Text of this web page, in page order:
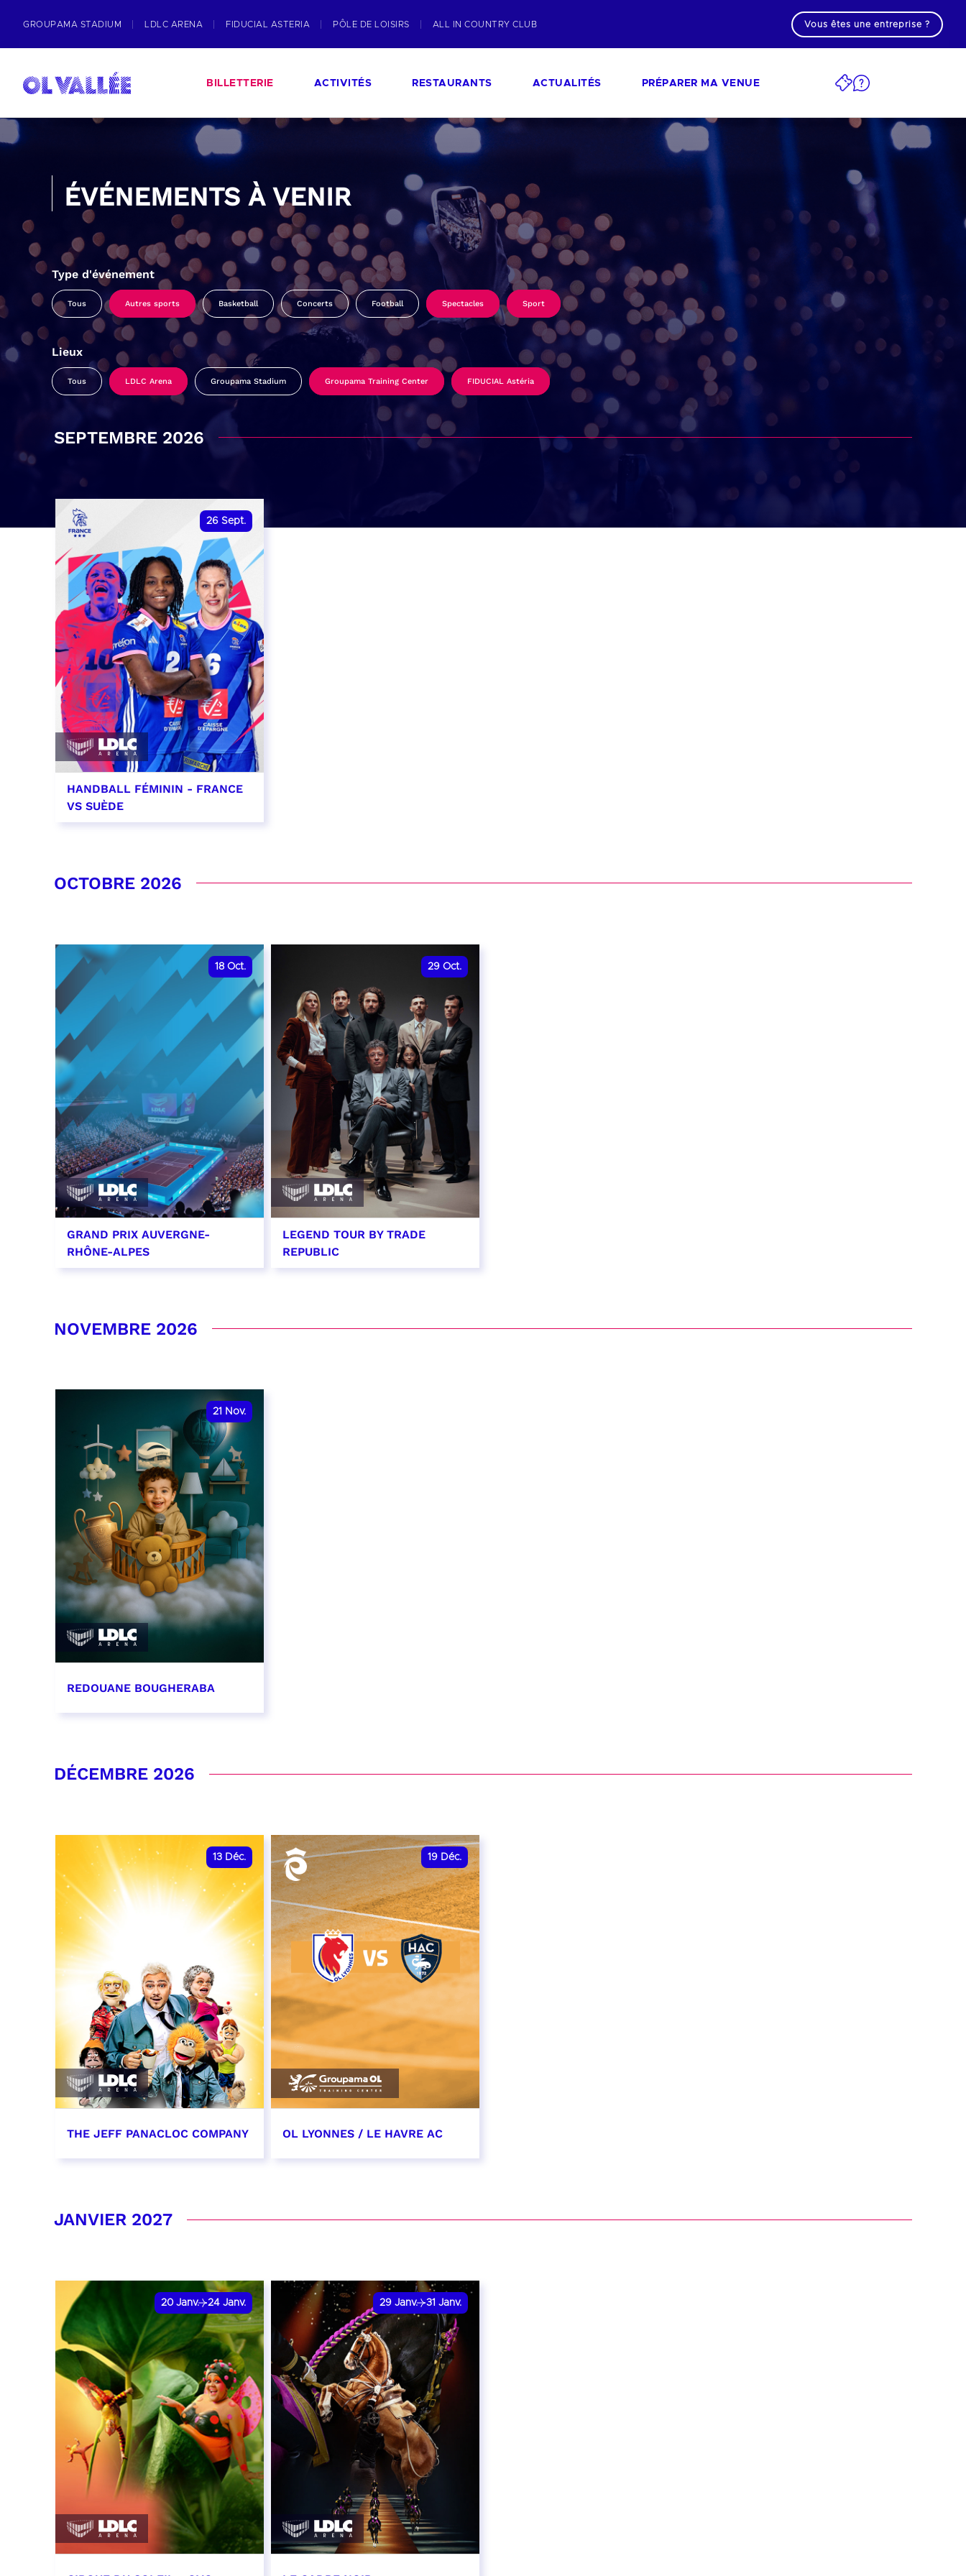
GROUPAMA STADIUM LDLC ARENA FIDUCIAL ASTERIA PÔLE DE LOISIRS ALL IN COUNTRY CLUB Vous êtes une entreprise ?
BILLETTERIE ACTIVITÉS RESTAURANTS ACTUALITÉS PRÉPARER MA VENUE
ÉVÉNEMENTS À VENIR
Type d'événement
Tous Autres sports Basketball Concerts Football Spectacles Sport
Lieux
Tous LDLC Arena Groupama Stadium Groupama Training Center FIDUCIAL Astéria
SEPTEMBRE 2026
26 Sept.
HANDBALL FÉMININ - FRANCE
VS SUÈDE
OCTOBRE 2026
18 Oct.
GRAND PRIX AUVERGNE-
RHÔNE-ALPES
29 Oct.
LEGEND TOUR BY TRADE
REPUBLIC
NOVEMBRE 2026
21 Nov.
REDOUANE BOUGHERABA
DÉCEMBRE 2026
13 Déc.
THE JEFF PANACLOC COMPANY
19 Déc.
OL LYONNES / LE HAVRE AC
RÉSERVER
JANVIER 2027
20 Janv. 24 Janv. 29 Janv. 31 Janv.